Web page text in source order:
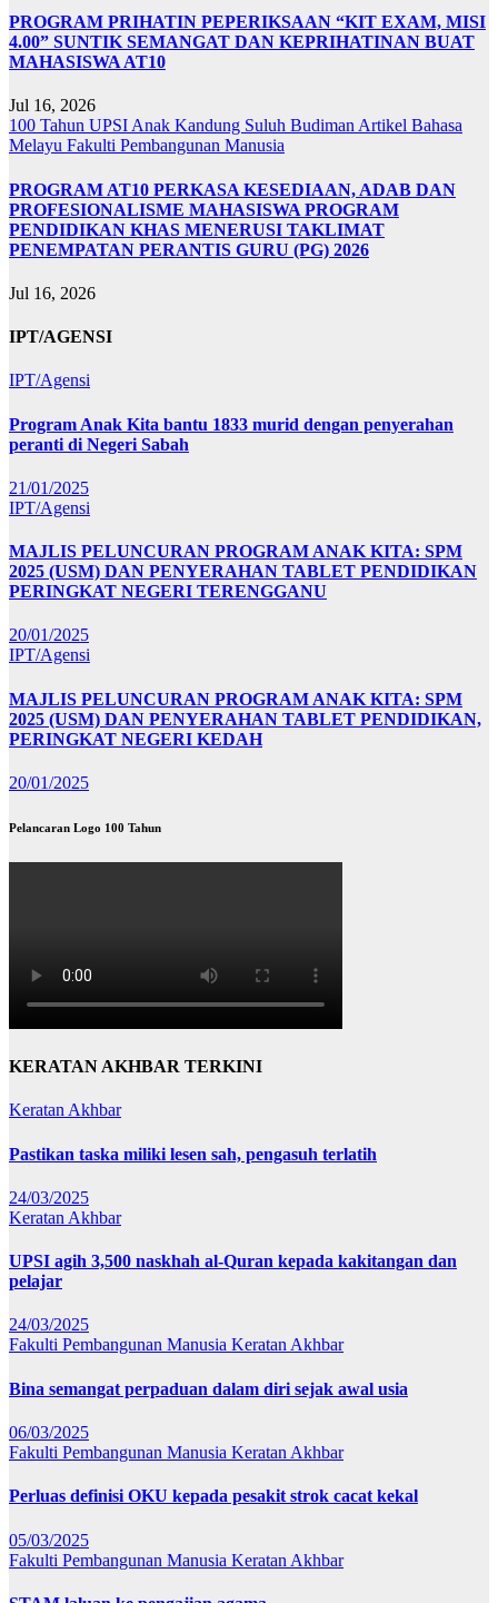
PROGRAM PRIHATIN PEPERIKSAAN “KIT EXAM, MISI
4.00” SUNTIK SEMANGAT DAN KEPRIHATINAN BUAT
MAHASISWA AT10
Jul 16, 2026
100 Tahun UPSI Anak Kandung Suluh Budiman Artikel Bahasa
Melayu Fakulti Pembangunan Manusia
PROGRAM AT10 PERKASA KESEDIAAN, ADAB DAN
PROFESIONALISME MAHASISWA PROGRAM
PENDIDIKAN KHAS MENERUSI TAKLIMAT
PENEMPATAN PERANTIS GURU (PG) 2026
Jul 16, 2026
IPT/AGENSI
IPT/Agensi
Program Anak Kita bantu 1833 murid dengan penyerahan
peranti di Negeri Sabah
21/01/2025
IPT/Agensi
MAJLIS PELUNCURAN PROGRAM ANAK KITA: SPM
2025 (USM) DAN PENYERAHAN TABLET PENDIDIKAN
PERINGKAT NEGERI TERENGGANU
20/01/2025
IPT/Agensi
MAJLIS PELUNCURAN PROGRAM ANAK KITA: SPM
2025 (USM) DAN PENYERAHAN TABLET PENDIDIKAN,
PERINGKAT NEGERI KEDAH
20/01/2025
Pelancaran Logo 100 Tahun
KERATAN AKHBAR TERKINI
Keratan Akhbar
Pastikan taska miliki lesen sah, pengasuh terlatih
24/03/2025
Keratan Akhbar
UPSI agih 3,500 naskhah al-Quran kepada kakitangan dan
pelajar
24/03/2025
Fakulti Pembangunan Manusia Keratan Akhbar
Bina semangat perpaduan dalam diri sejak awal usia
06/03/2025
Fakulti Pembangunan Manusia Keratan Akhbar
Perluas definisi OKU kepada pesakit strok cacat kekal
05/03/2025
Fakulti Pembangunan Manusia Keratan Akhbar